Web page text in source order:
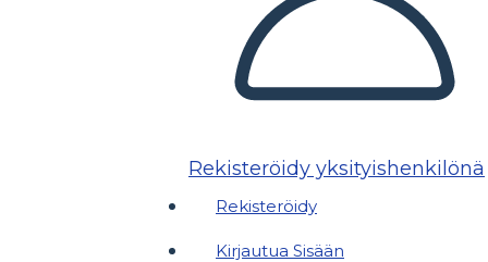
Rekisteröidy yksityishenkilönä
Rekisteröidy
Kirjautua Sisään